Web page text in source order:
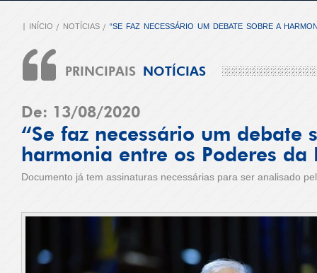
INÍCIO NOTÍCIAS “SE FAZ NECESSÁRIO UM DEBATE SOBRE A
PRINCIPAIS NOTÍCIAS
De: 13/08/2020
“Se faz necessário um debate
harmonia entre os Poderes da
Documento já tem assinaturas necessárias para ser analisado